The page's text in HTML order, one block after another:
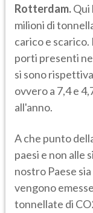
Rotterdam.Qui
milioni di
carico e
porti presenti
si sono
ovvero a 7,4 e
all'anno.
A che punto
paesi e non alle
nostro Paese sia
vengono
tonnellate di